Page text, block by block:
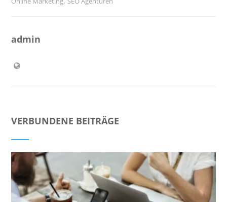
admin
VERBUNDENE BEITRÄGE